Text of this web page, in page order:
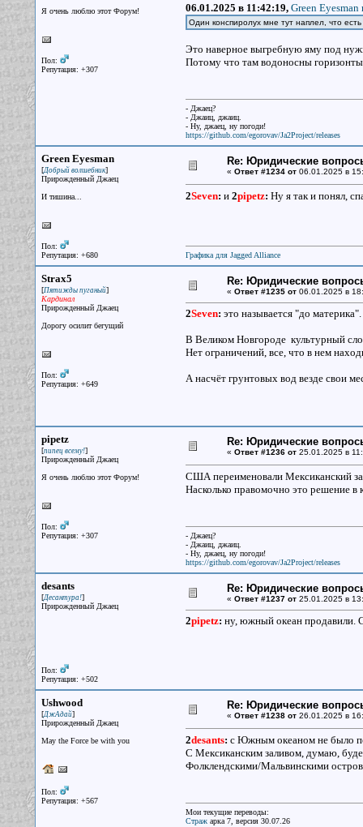
Я очень люблю этот Форум!
Пол:
Репутация: +307
06.01.2025 в 11:42:19, Green Eyesman
Один конспиролух мне тут наплел, что
Это наверное выгребную яму под
Потому что там водоносны
- Джаец?
- Джаиц, джаиц.
- Ну, джаец, ну погоди!
https://github.com/egorovav/Ja2Project/releases
Green Eyesman
[Добрый волшебник]
Прирожденный Джаец
И тишина...
Пол:
Репутация: +680
Re: Юридические
« Ответ #1234 от06.01.2025 в
2Seven: и 2pipetz: Ну я так и понял,
Графика для Jagged Alliance
Strax5
[Пятижды пуганый]
Кардинал
Прирожденный Джаец
Дорогу осилит бегущий
Пол:
Репутация: +649
Re: Юридические
« Ответ #1235 от06.01.2025 в
2Seven: это называется "до
В Великом Новгороде культурный
Нет ограничений, все, что в нем
А насчёт грунтовых вод везде свои
pipetz
[пипец всему!]
Прирожденный Джаец
Я очень люблю этот Форум!
Пол:
Репутация: +307
Re: Юридические
« Ответ #1236 от25.01.2025 в
США переименовали Мексиканский
Насколько правомочно это решение в
- Джаец?
- Джаиц, джаиц.
- Ну, джаец, ну погоди!
https://github.com/egorovav/Ja2Project/releases
desants
[Десантура!]
Прирожденный Джаец
Пол:
Репутация: +502
Re: Юридические
« Ответ #1237 от25.01.2025 в
2pipetz: ну, южный океан продавили.
Ushwood
[ДжАдай]
Прирожденный Джаец
May the Force be with you
Пол:
Репутация: +567
Re: Юридические
« Ответ #1238 от26.01.2025 в
2desants: с Южным океаном не было
С Мексиканским заливом, думаю,
Фолклендскими/Мальвинскими
Мои текущие переводы:
Стражарка 7, версия 30.07.26